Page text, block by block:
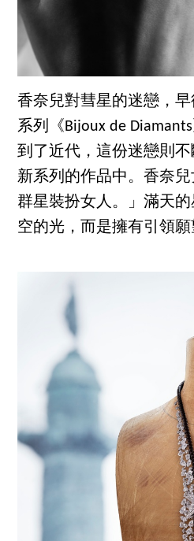
香奈兒對彗星的迷戀，
系列《Bijoux de
到了近代，這份迷戀則
新系列的作品中。香奈
群星裝扮女人。」滿天
空的光，而是擁有引領願